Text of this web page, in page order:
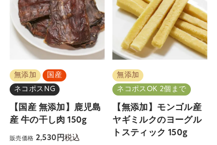
無添加
国産
ネコポスNG
【国産 無添加】鹿児島
産 牛の干し肉 150g
販売価格 2,530 税込
無添加
ネコポスOK 2個まで
【無添加】モンゴル産
ヤギミルクのヨーグル
トスティック 150g